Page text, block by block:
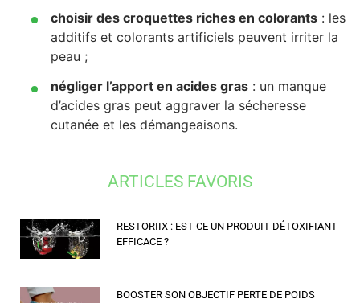
choisir des croquettes riches en colorants : les
additifs et colorants artificiels peuvent irriter la
peau ;
négliger l’apport en acides gras : un manque
d’acides gras peut aggraver la sécheresse
cutanée et les démangeaisons.
ARTICLES FAVORIS
RESTORIIX : EST-CE UN PRODUIT DÉTOXIFIANT
EFFICACE ?
BOOSTER SON OBJECTIF PERTE DE POIDS